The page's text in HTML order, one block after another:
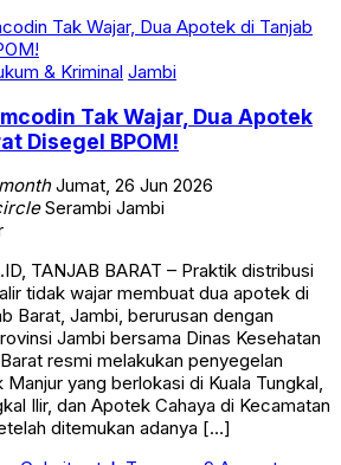
& Kriminal Jambi
Tak Wajar, Dua Apotek
Disegel BPOM!
Jumat, 26 Jun 2026
Serambi Jambi
TANJAB BARAT – Praktik distribusi
tidak wajar membuat dua apotek di
Barat, Jambi, berurusan dengan
Jambi bersama Dinas Kesehatan
resmi melakukan penyegelan
yang berlokasi di Kuala Tungkal,
Ilir, dan Apotek Cahaya di Kecamatan
ditemukan adanya […]